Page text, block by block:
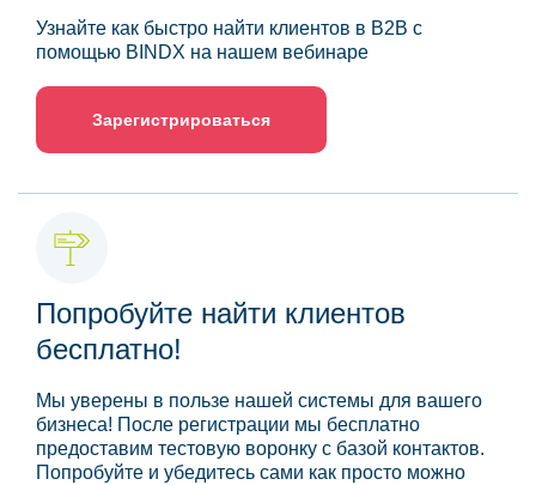
Узнайте как быстро найти клиентов в B2B с
помощью BINDX на нашем вебинаре
Зарегистрироваться
Попробуйте найти клиентов
бесплатно!
Мы уверены в пользе нашей системы для вашего
бизнеса! После регистрации мы бесплатно
предоставим тестовую воронку с базой контактов.
Попробуйте и убедитесь сами как просто можно